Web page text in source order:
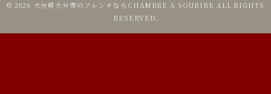
© 2026 大分県大分市のフレンチならCHAMBRE A SOURIRE ALL RIGHTS
RESERVED.